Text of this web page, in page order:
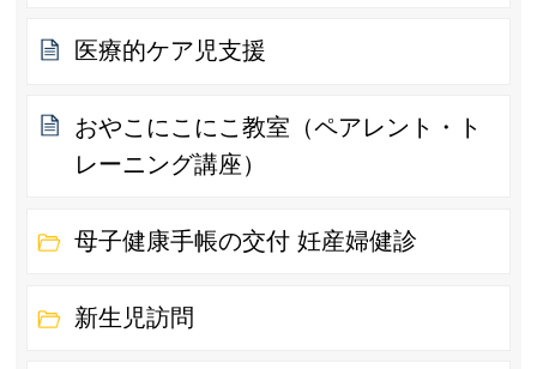
医療的ケア児支援
おやこにこにこ教室（ペアレント・ト
レーニング講座）
母子健康手帳の交付 妊産婦健診
新生児訪問